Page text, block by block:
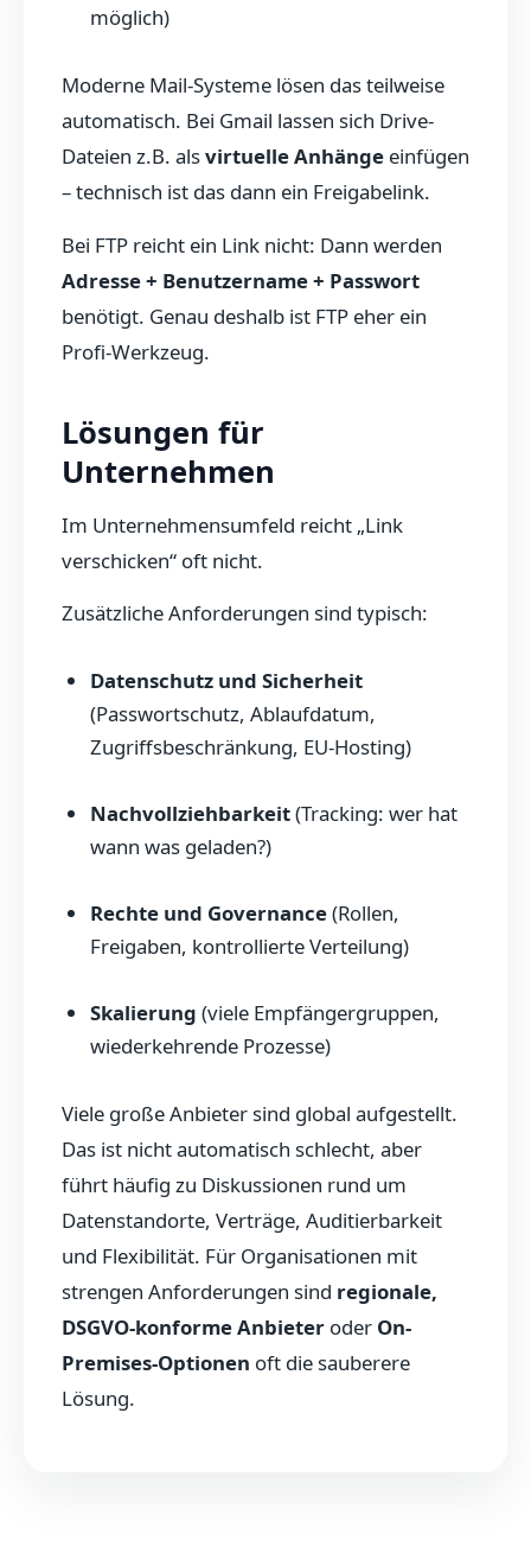
möglich)
Moderne Mail-Systeme lösen das teilweise
automatisch. Bei Gmail lassen sich Drive-
Dateien z.B. alsvirtuelle Anhänge einfügen
– technisch ist das dann ein Freigabelink.
Bei FTP reicht ein Link nicht: Dann werden
Adresse + Benutzername + Passwort
benötigt. Genau deshalb ist FTP eher ein
Profi-Werkzeug.
Lösungen für
Unternehmen
Im Unternehmensumfeld reicht „Link
verschicken“ oft nicht.
Zusätzliche Anforderungen sind typisch:
Datenschutz und Sicherheit
(Passwortschutz, Ablaufdatum,
Zugriffsbeschränkung, EU-Hosting)
Nachvollziehbarkeit(Tracking: wer hat
wann was geladen?)
Rechte und Governance(Rollen,
Freigaben, kontrollierte Verteilung)
Skalierung (viele Empfängergruppen,
wiederkehrende Prozesse)
Viele große Anbieter sind global aufgestellt.
Das ist nicht automatisch schlecht, aber
führt häufig zu Diskussionen rund um
Datenstandorte, Verträge, Auditierbarkeit
und Flexibilität. Für Organisationen mit
strengen Anforderungen sind regionale,
DSGVO-konforme Anbieter oder On-
Premises-Optionen oft die sauberere
Lösung.